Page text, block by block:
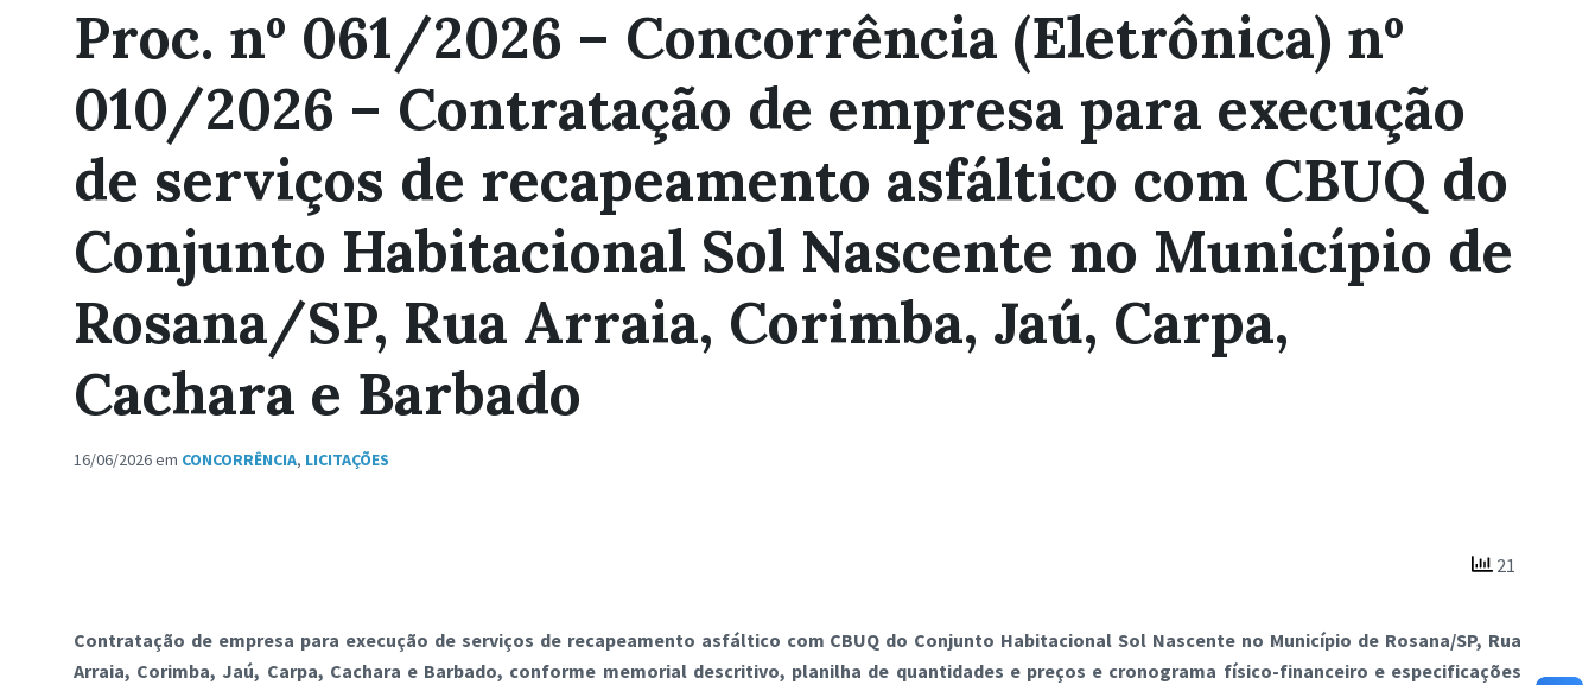
Proc. nº 061/2026 – Concorrência (Eletrônica) nº
010/2026 – Contratação de empresa para execução
de serviços de recapeamento asfáltico com CBUQ do
Conjunto Habitacional Sol Nascente no Município de
Rosana/SP, Rua Arraia, Corimba, Jaú, Carpa,
Cachara e Barbado
16/06/2026em CONCORRÊNCIA, LICITAÇÕES
21
Contratação de empresa para execução de serviços de recapeamento asfáltico com CBUQ do Conjunto Habitacional Sol Nascente no Município de Rosana/SP, Rua
Arraia, Corimba, Jaú, Carpa, Cachara e Barbado, conforme memorial descritivo, planilha de quantidades e preços e cronograma físico-financeiro e especificações